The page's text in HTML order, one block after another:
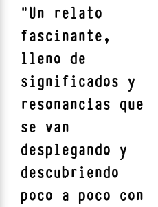
"Un relato
fascinante,
lleno de
significados y
resonancias que
se van
desplegando y
descubriendo
poco a poco con